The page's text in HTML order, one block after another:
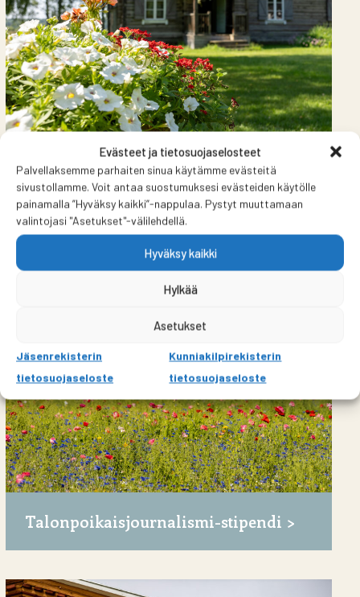
Evästeet ja tietosuojaselosteet
Palvellaksemme parhaiten sinua käytämme evästeitä
sivustollamme. Voit antaa suostumuksesi evästeiden käytölle
painamalla ”Hyväksy kaikki”-nappulaa. Pystyt muuttamaan
valintojasi "Asetukset"-välilehdellä.
Hyväksy kaikki
Hylkää
Asetukset
Jäsenrekisterin
tietosuojaseloste
Kunniakilpirekisterin
tietosuojaseloste
Talonpoikaiskulttuurisäätiö palkitsi
vuoden 2025 parhaan opinnäytetyön
Talonpoikaisjournalismi-stipendi